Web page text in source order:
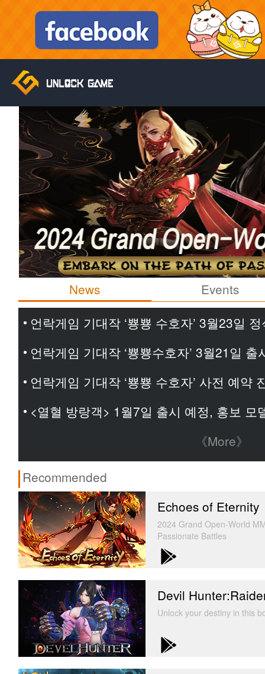
News
Events
언락게임 기대작 ‘뿅뿅 수호자’ 3월23일
언락게임 기대작 ‘뿅뿅수호자’ 3월21일 출
언락게임 기대작 ‘뿅뿅 수호자’ 사전 예약
<열혈 방랑객> 1월7일 출시 예정, 홍보 모
《More》
Recommended
Echoes of Eternity
2024 Grand Open-World
Passionate Battles
Devil
Unlock your destiny in this